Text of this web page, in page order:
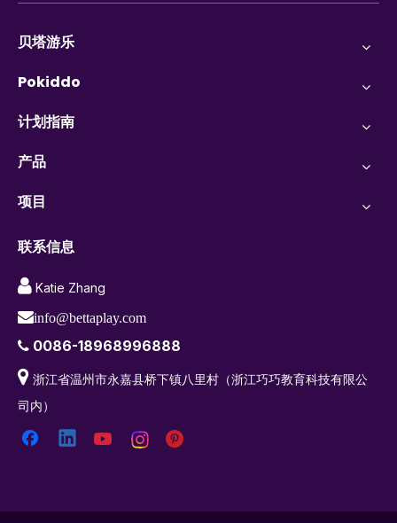
贝塔游乐
Pokiddo
计划指南
产品
项目
联系信息
 Katie Zhang
info@bettaplay.com
 0086-18968996888
 浙江省温州市永嘉县桥下镇八里村（浙江巧巧教育科技有限公
司内）